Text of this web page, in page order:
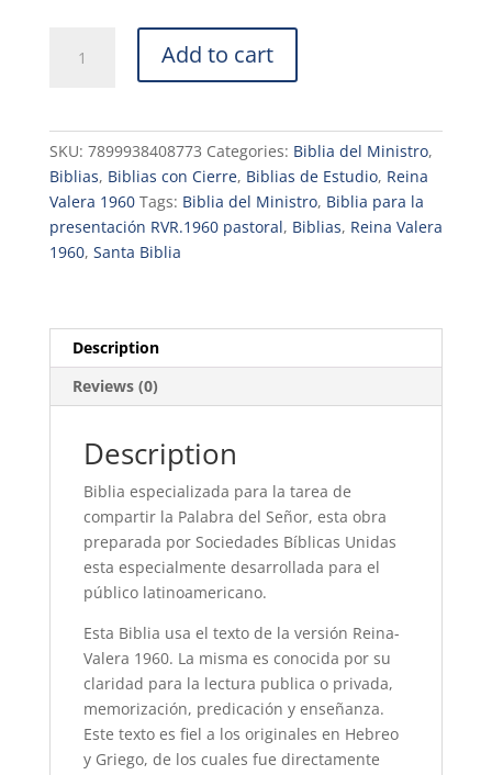
Valera
1960
Negro
Cierre
quantity
Add to cart
SKU: 7899938408773 Categories: Biblia del Ministro,
Biblias, Biblias con Cierre, Biblias de Estudio, Reina
Valera 1960 Tags: Biblia del Ministro, Biblia para la
presentación RVR.1960 pastoral, Biblias, Reina Valera
1960, Santa Biblia
Description
Reviews (0)
Description
Biblia especializada para la tarea de
compartir la Palabra del Señor, esta obra
preparada por Sociedades Bíblicas Unidas
esta especialmente desarrollada para el
público latinoamericano.
Esta Biblia usa el texto de la versión Reina-
Valera 1960. La misma es conocida por su
claridad para la lectura publica o privada,
memorización, predicación y enseñanza.
Este texto es fiel a los originales en Hebreo
y Griego, de los cuales fue directamente